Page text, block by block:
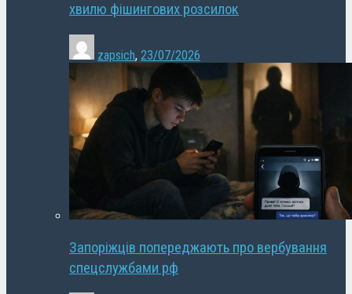
хвилю фішингових розсилок
zapsich, 23/07/2026
Запоріжців попереджають про вербування
спецслужбами рф